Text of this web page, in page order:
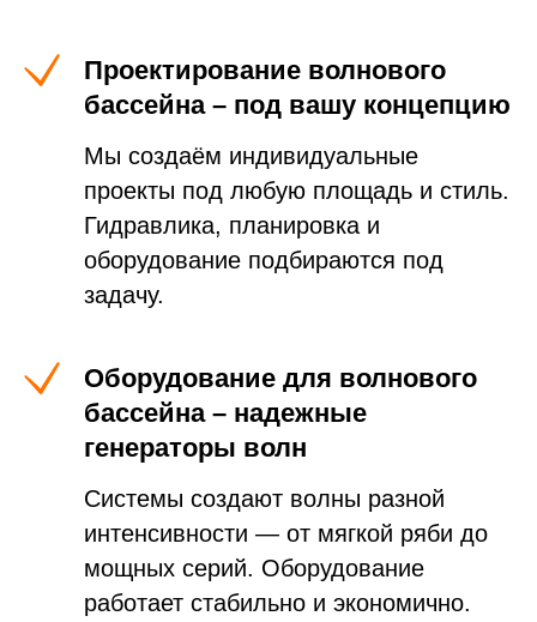
Проектирование волнового
бассейна – под вашу концепцию
Мы создаём индивидуальные
проекты под любую площадь и стиль.
Гидравлика, планировка и
оборудование подбираются под
задачу.
Оборудование для волнового
бассейна – надежные
генераторы волн
Системы создают волны разной
интенсивности — от мягкой ряби до
мощных серий. Оборудование
работает стабильно и экономично.